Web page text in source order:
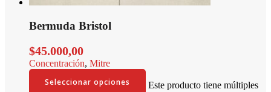
Bermuda Bristol
$45.000,00
Concentración, Mitre
Seleccionar opciones
Este producto tiene múltiples